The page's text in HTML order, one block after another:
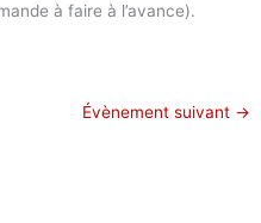
à faire à l’avance).
Évènement suivant →